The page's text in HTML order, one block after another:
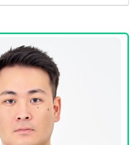
しくはありません。本記事では大手企業・人気企業の